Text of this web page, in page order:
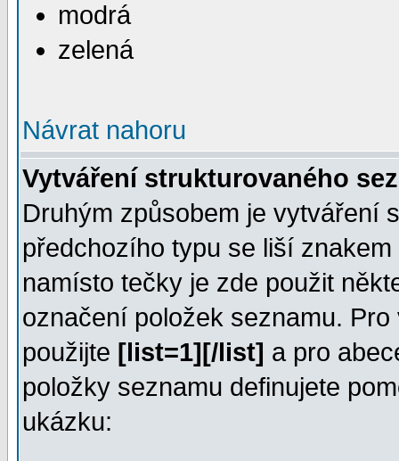
modrá
zelená
Návrat nahoru
Vytváření strukturovaného
Druhým způsobem je vytváření
předchozího typu se liší
namísto tečky je zde použit
označení položek seznamu.
použijte [list=1][/list] a pro
položky seznamu definujete
ukázku: